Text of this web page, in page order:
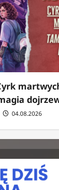
Cyrk
04.08.2026